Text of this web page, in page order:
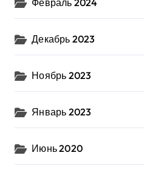
Февраль 2024
Декабрь 2023
Ноябрь 2023
Январь 2023
Июнь 2020